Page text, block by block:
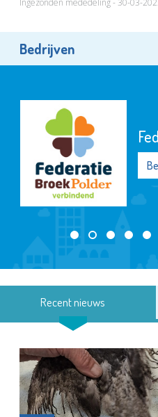
Bedrijven
Recent nieuws